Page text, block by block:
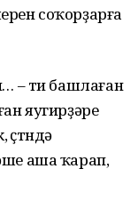
соҡорҙарға
– ти башлаған
яугирҙәре
аша ҡарап,